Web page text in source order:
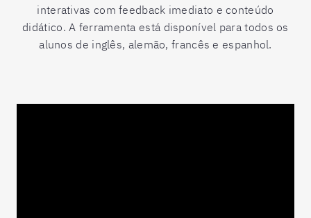
interativas com feedback imediato e conteúdo
didático. A ferramenta está disponível para todos os
alunos de inglês, alemão, francês e espanhol.